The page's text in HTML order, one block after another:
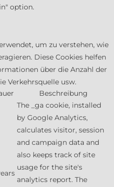
option.
um zu verstehen, wie
Diese Cookies helfen
über die Anzahl der
Verkehrsquelle usw.
Beschreibung
The _ga cookie, installed
by Google Analytics,
calculates visitor, session
and campaign data and
also keeps track of site
usage for the site's
analytics report. The